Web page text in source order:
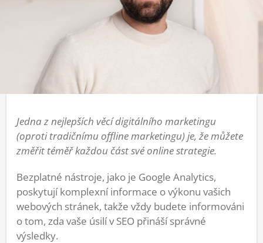
Jedna z nejlepších věcí digitálního marketingu
(oproti tradičnímu offline marketingu) je, že můžete
změřit téměř každou část své online strategie.
Bezplatné nástroje, jako je Google Analytics,
poskytují komplexní informace o výkonu vašich
webových stránek, takže vždy budete informováni
o tom, zda vaše úsilí v SEO přináší správné
výsledky.